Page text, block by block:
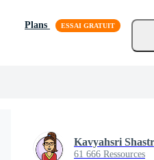
Plans
Kavyahsri
61 666 Ressources